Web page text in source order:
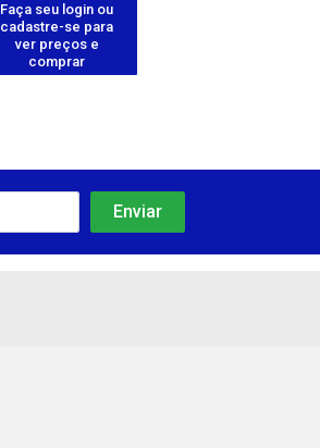
Faça seu login ou
cadastre-se para
ver preços e
comprar